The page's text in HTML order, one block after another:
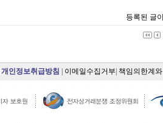
등록된 글
개인정보취급방침 이메일수집거부 책임의한계